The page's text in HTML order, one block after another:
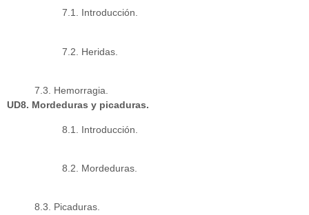
7.1. Introducción.
7.2. Heridas.
7.3. Hemorragia.
UD8. Mordeduras y picaduras.
8.1. Introducción.
8.2. Mordeduras.
8.3. Picaduras.